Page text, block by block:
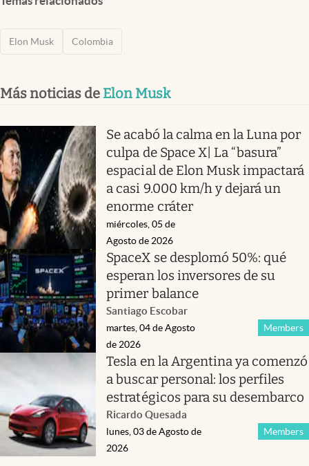
Elon Musk Colombia
Más noticias de Elon Musk
Se acabó la calma en la Luna por
culpa de Space X| La “basura”
espacial de Elon Musk impactará
a casi 9.000 km/h y dejará un
enorme cráter
miércoles, 05 de
Agosto de 2026
SpaceX se desplomó 50%: qué
esperan los inversores de su
primer balance
Santiago Escobar
Members
martes, 04 de Agosto
de 2026
Tesla en la Argentina ya comenzó
a buscar personal: los perfiles
estratégicos para su desembarco
Ricardo Quesada
Members
lunes, 03 de Agosto de
2026